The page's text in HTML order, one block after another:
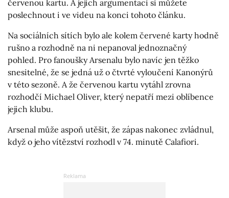
červenou kartu. A jejich argumentaci si můžete
poslechnout i ve videu na konci tohoto článku.
Na sociálních sítích bylo ale kolem červené karty hodně
rušno a rozhodně na ni nepanoval jednoznačný
pohled. Pro fanoušky Arsenalu bylo navíc jen těžko
snesitelné, že se jedná už o čtvrté vyloučení Kanonýrů
v této sezoně. A že červenou kartu vytáhl zrovna
rozhodčí Michael Oliver, který nepatří mezi oblíbence
jejich klubu.
Arsenal může aspoň utěšit, že zápas nakonec zvládnul,
když o jeho vítězství rozhodl v 74. minutě Calafiori.